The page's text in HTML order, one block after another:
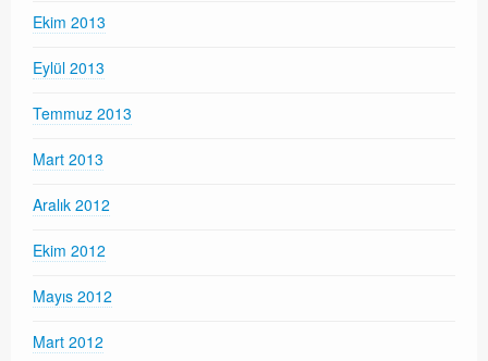
Ekim 2013
Eylül 2013
Temmuz 2013
Mart 2013
Aralık 2012
Ekim 2012
Mayıs 2012
Mart 2012